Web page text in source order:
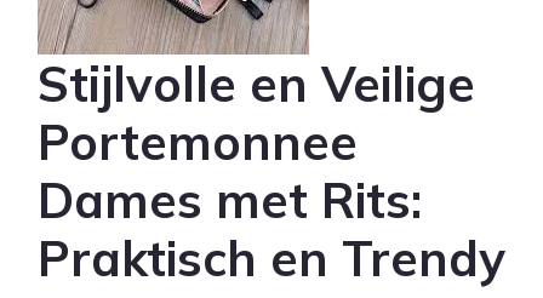
Stijlvolle en Veilige
Portemonnee
Dames met Rits:
Praktisch en Trendy